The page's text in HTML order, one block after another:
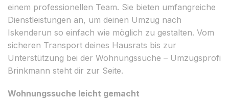
einem professionellen Team. Sie bieten umfangreiche
Dienstleistungen an, um deinen Umzug nach
Iskenderun so einfach wie möglich zu gestalten. Vom
sicheren Transport deines Hausrats bis zur
Unterstützung bei der Wohnungssuche – Umzugsprofi
Brinkmann steht dir zur Seite.
Wohnungssuche leicht gemacht